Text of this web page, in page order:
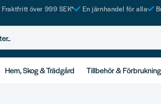
Fraktfritt över 999 SEK* En järnhandel för alla
Hem, Skog & Trädgård Tillbehör & Förbrukning